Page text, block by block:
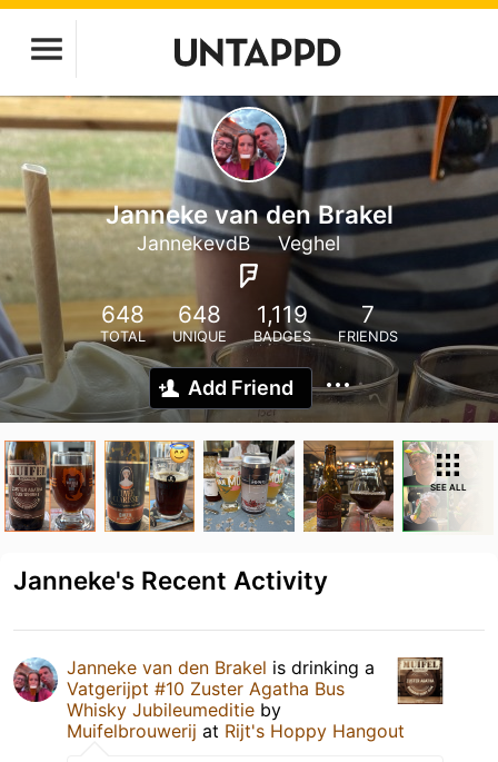
Janneke van den Brakel
JannekevdB Veghel
648
TOTAL
648
UNIQUE
1,119
BADGES
7
FRIENDS
Add Friend
SEE ALL
Janneke's Recent Activity
Janneke van den Brakel is drinking a
Vatgerijpt #10 Zuster Agatha Bus
Whisky Jubileumeditie by
Muifelbrouwerij at Rijt's Hoppy Hangout